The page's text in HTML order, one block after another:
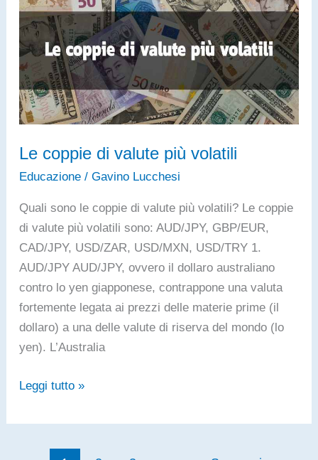
di
margine
?
Significato
e
definizione
Le coppie di valute più volatili
Educazione/ Gavino Lucchesi
Quali sono le coppie di valute più volatili? Le coppie
di valute più volatili sono: AUD/JPY, GBP/EUR,
CAD/JPY, USD/ZAR, USD/MXN, USD/TRY 1.
AUD/JPY AUD/JPY, ovvero il dollaro australiano
contro lo yen giapponese, contrappone una valuta
fortemente legata ai prezzi delle materie prime (il
dollaro) a una delle valute di riserva del mondo (lo
yen). L’Australia
Le
di
Leggi tutto »